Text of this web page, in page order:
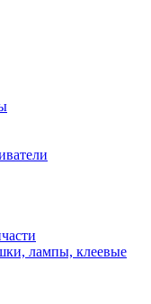
лампы, клеевые